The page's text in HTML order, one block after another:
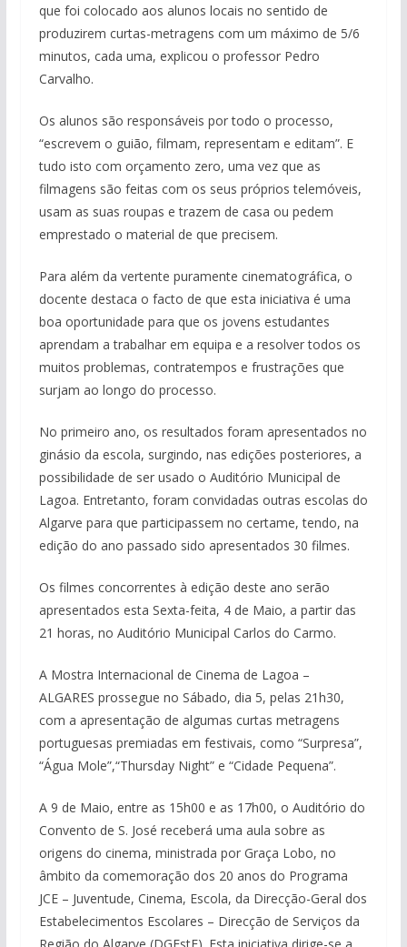
que foi colocado aos alunos locais no sentido de
produzirem curtas-metragens com um máximo de 5/6
minutos, cada uma, explicou o professor Pedro
Carvalho.
Os alunos são responsáveis por todo o processo,
“escrevem o guião, filmam, representam e editam”. E
tudo isto com orçamento zero, uma vez que as
filmagens são feitas com os seus próprios telemóveis,
usam as suas roupas e trazem de casa ou pedem
emprestado o material de que precisem.
Para além da vertente puramente cinematográfica, o
docente destaca o facto de que esta iniciativa é uma
boa oportunidade para que os jovens estudantes
aprendam a trabalhar em equipa e a resolver todos os
muitos problemas, contratempos e frustrações que
surjam ao longo do processo.
No primeiro ano, os resultados foram apresentados no
ginásio da escola, surgindo, nas edições posteriores, a
possibilidade de ser usado o Auditório Municipal de
Lagoa. Entretanto, foram convidadas outras escolas do
Algarve para que participassem no certame, tendo, na
edição do ano passado sido apresentados 30 filmes.
Os filmes concorrentes à edição deste ano serão
apresentados esta Sexta-feita, 4 de Maio, a partir das
21 horas, no Auditório Municipal Carlos do Carmo.
A Mostra Internacional de Cinema de Lagoa –
ALGARES prossegue no Sábado, dia 5, pelas 21h30,
com a apresentação de algumas curtas metragens
portuguesas premiadas em festivais, como “Surpresa”,
“Água Mole”,“Thursday Night” e “Cidade Pequena”.
A 9 de Maio, entre as 15h00 e as 17h00, o Auditório do
Convento de S. José receberá uma aula sobre as
origens do cinema, ministrada por Graça Lobo, no
âmbito da comemoração dos 20 anos do Programa
JCE – Juventude, Cinema, Escola, da Direcção-Geral dos
Estabelecimentos Escolares – Direcção de Serviços da